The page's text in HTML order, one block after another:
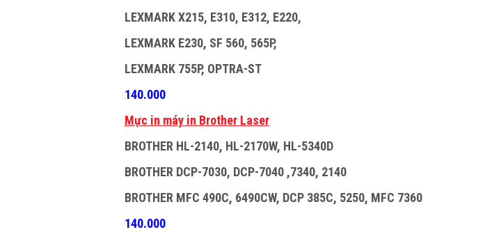
LEXMARK X215, E310, E312, E220,
LEXMARK E230, SF 560, 565P,
LEXMARK 755P, OPTRA-ST
140.000
Mực in máy in Brother Laser
BROTHER HL-2140, HL-2170W, HL-5340D
BROTHER DCP-7030, DCP-7040 ,7340, 2140
BROTHER MFC 490C, 6490CW, DCP 385C, 5250, MFC 7360
140.000